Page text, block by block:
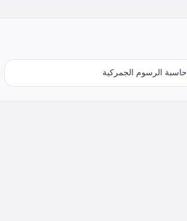
حاسبة الرسوم الجمركية